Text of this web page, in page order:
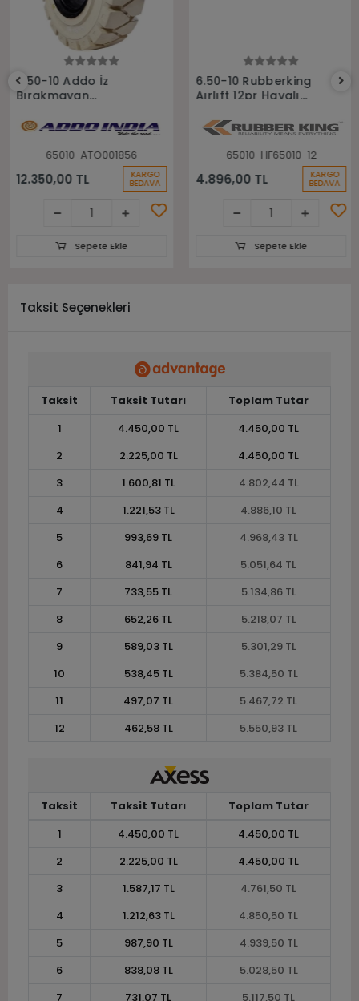
6.50-10 Addo İz
Bırakmayan
Forklift Lastiği
65010-ATO001856
12.350,00 TL KARGO
BEDAVA
Sepete Ekle
6.50-10 Rubberking
Aırlıft 12pr Havalı
65010-HF65010-12
4.896,00 TL KARGO
BEDAVA
Sepete Ekle
Taksit Seçenekleri
Taksit Taksit Tutarı
Toplam Tutar
1
4.450,00 TL
4.450,00 TL
2
2.225,00 TL
4.450,00 TL
3
1.600,81 TL
4.802,44 TL
4
1.221,53 TL
4.886,10 TL
5
993,69 TL
4.968,43 TL
6
841,94 TL
5.051,64 TL
7
733,55 TL
5.134,86 TL
8
652,26 TL
5.218,07 TL
9
589,03 TL
5.301,29 TL
10
538,45 TL
5.384,50 TL
11
497,07 TL
5.467,72 TL
12
462,58 TL 5.550,93 TL
Taksit Taksit Tutarı
Toplam Tutar
1
4.450,00 TL
4.450,00 TL
2
2.225,00 TL
4.450,00 TL
3
1.587,17 TL
4.761,50 TL
4
1.212,63 TL
4.850,50 TL
5
987,90 TL
4.939,50 TL
6
838,08 TL
5.028,50 TL
7
731,07 TL 5.117,50 TL